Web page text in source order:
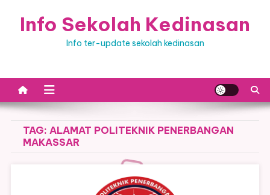
Info Sekolah Kedinasan
Info ter-update sekolah kedinasan
TAG: ALAMAT POLITEKNIK PENERBANGAN
MAKASSAR